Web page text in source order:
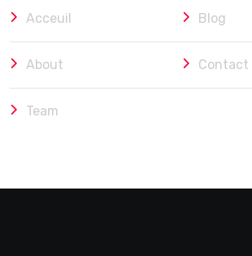
Acceuil Blog
About Contact
Team